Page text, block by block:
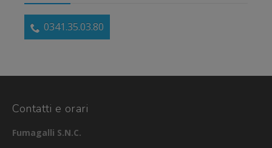
0341.35.03.80
Contatti e orari
Fumagalli S.N.C.